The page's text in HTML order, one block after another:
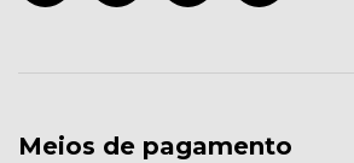
Meios de pagamento